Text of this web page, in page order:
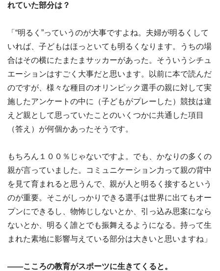
れていた部分は？
「“明るく”っていうのが大事ですよね。夫婦が明るくして
いれば、子どもはほっといても明るくなります。うちの場
合はその横にたまたまサッカーがあった。そういうシチュ
エーションはすごく大事だと思います。以前に本で読んだ
のですが、様々な種目のオリンピック選手の親に対して実
施したアンケートの中に（子どもがプレーした）競技は違
えど親として思っていたことのいくつかに共通した項目
（答え）が何個かあったそうです。
もちろん１００％じゃないですよ。でも、かなりの多くの
親が言っていました。コミュニケーション力って親の背中
を見て育まれると思うんで、親が人と明るく接するという
のが重要。そこがしっかりできる選手は世界に出てもオー
プンにできるし、物怖じしないとか、引っ込み思案になら
ないとか、明るく誰とでも振舞えるようになる。持って生
まれた素地に影響与えている部分は大きいと思いますね」
――こころの教育がスポーツに生きてくると。